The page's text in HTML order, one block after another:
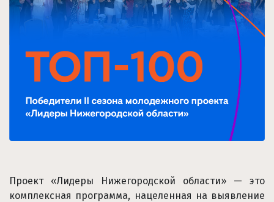
Проект «Лидеры Нижегородской области» — это
комплексная программа, нацеленная на выявление